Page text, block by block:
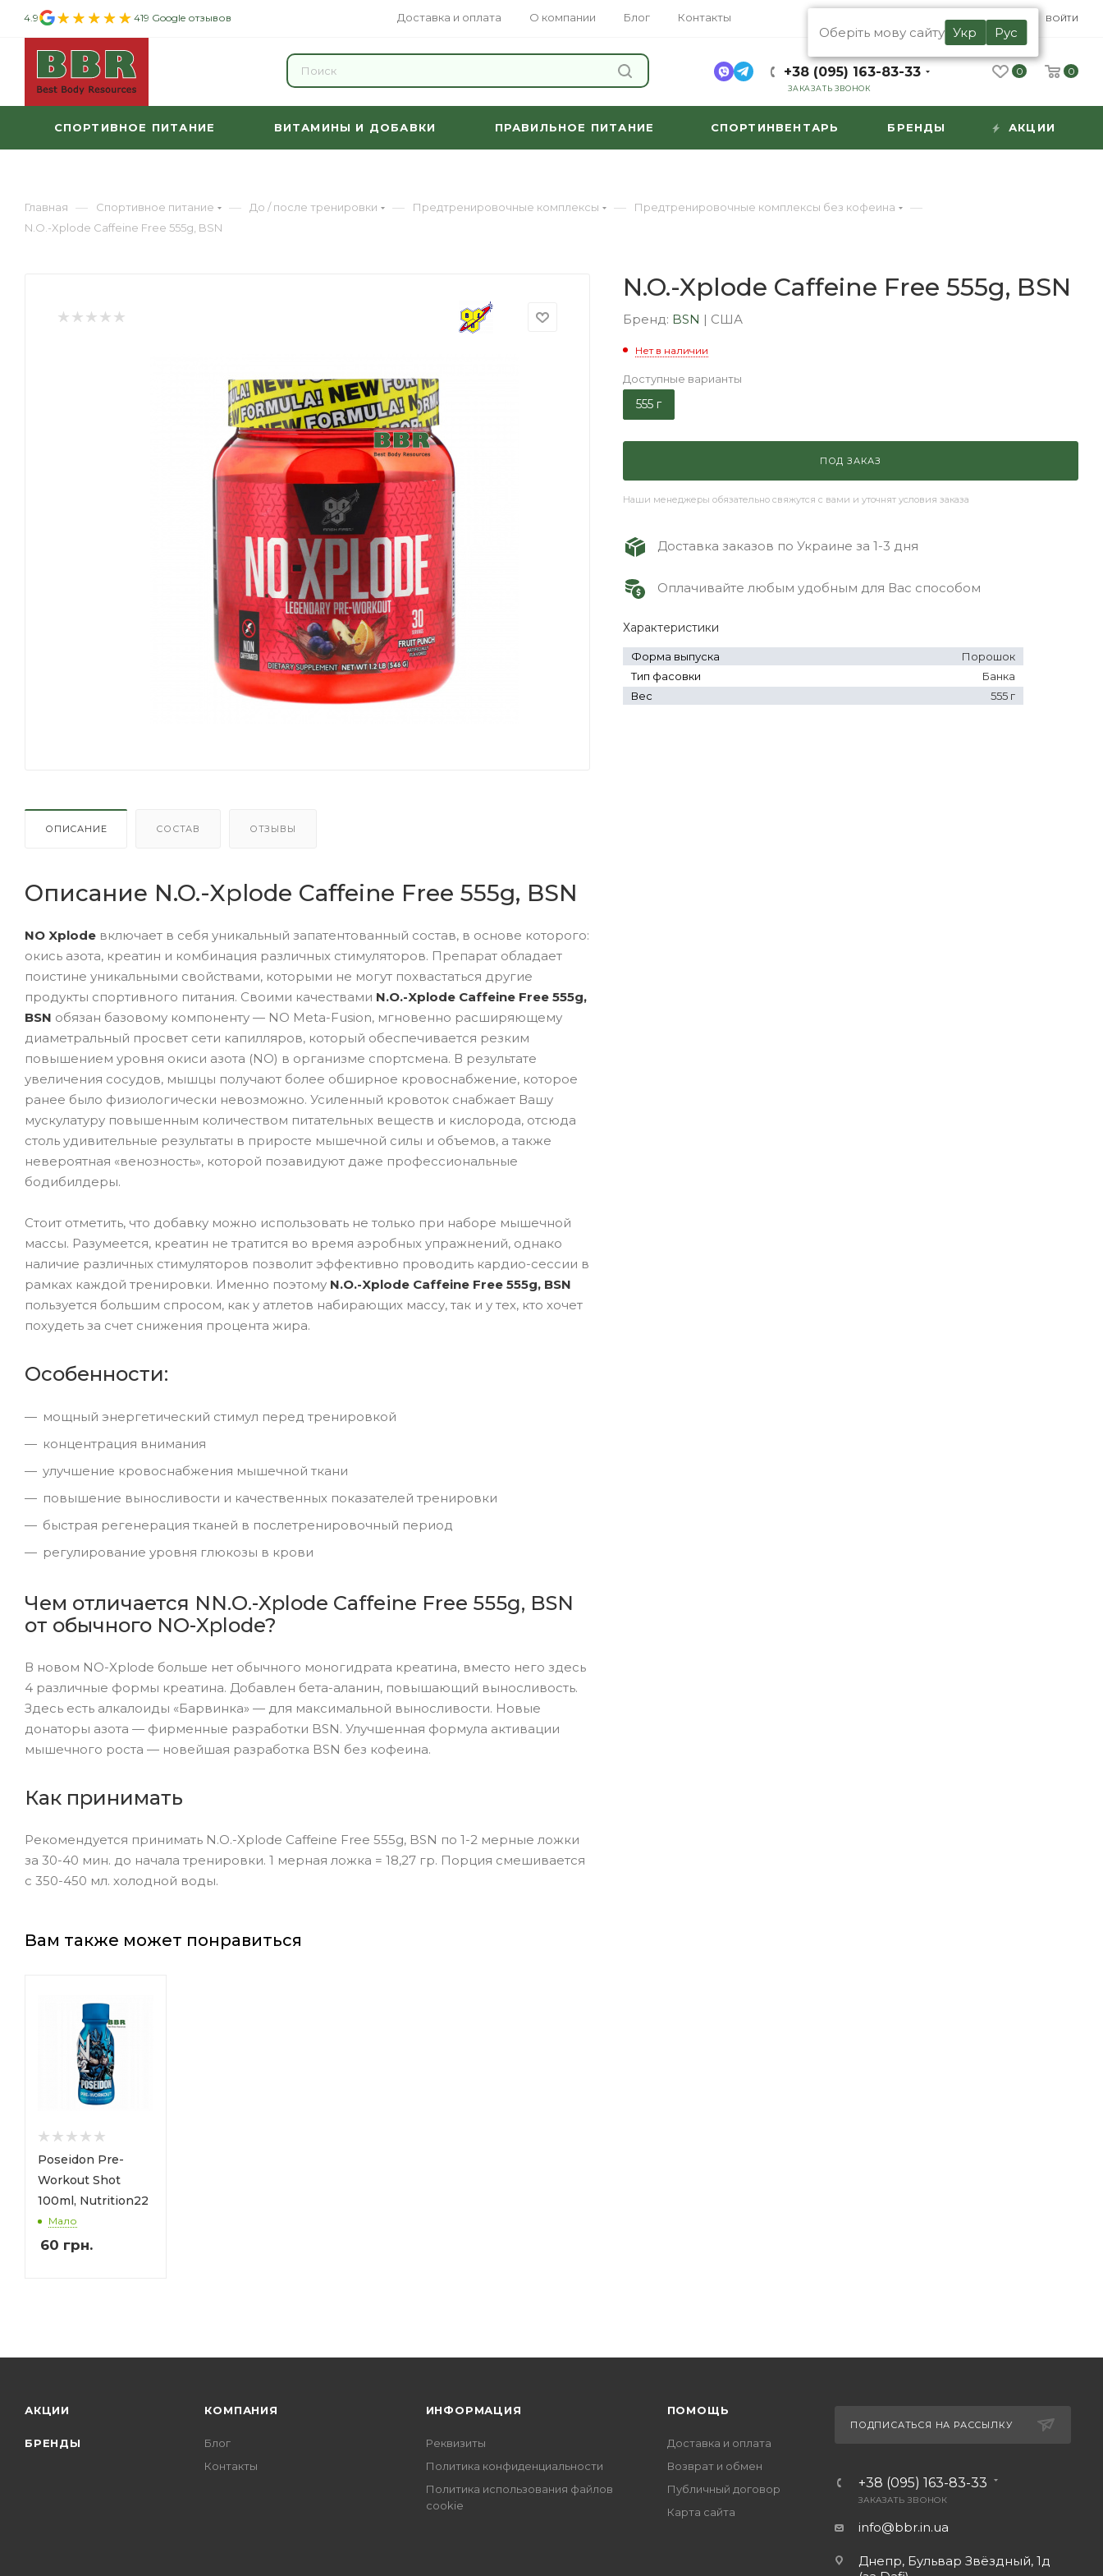
Доставка и оплата О компании Блог Контакты
4.9 419 Google отзывов RU
Оберіть мову сайту Укр Рус
ВОЙТИ
+38 (095) 163-83-33
ЗАКАЗАТЬ ЗВОНОК
0 0
СПОРТИВНОЕ ПИТАНИЕ ВИТАМИНЫ И ДОБАВКИ ПРАВИЛЬНОЕ ПИТАНИЕ СПОРТИНВЕНТАРЬ БРЕНДЫ АКЦИИ
Главная — Спортивное питание — До / после тренировки — Предтренировочные комплексы — Предтренировочные комплексы без кофеина —
N.O.-Xplode Caffeine Free 555g, BSN
ОПИСАНИЕ СОСТАВ ОТЗЫВЫ
Описание N.O.-Xplode Caffeine Free 555g, BSN
NO Xplode включает в себя уникальный запатентованный состав, в основе которого:
окись азота, креатин и комбинация различных стимуляторов. Препарат обладает
поистине уникальными свойствами, которыми не могут похвастаться другие
продукты спортивного питания. Своими качествами N.O.-Xplode Caffeine Free 555g,
BSN обязан базовому компоненту — NO Meta-Fusion, мгновенно расширяющему
диаметральный просвет сети капилляров, который обеспечивается резким
повышением уровня окиси азота (NO) в организме спортсмена. В результате
увеличения сосудов, мышцы получают более обширное кровоснабжение, которое
ранее было физиологически невозможно. Усиленный кровоток снабжает Вашу
мускулатуру повышенным количеством питательных веществ и кислорода, отсюда
столь удивительные результаты в приросте мышечной силы и объемов, а также
невероятная «венозность», которой позавидуют даже профессиональные
бодибилдеры.
Стоит отметить, что добавку можно использовать не только при наборе мышечной
массы. Разумеется, креатин не тратится во время аэробных упражнений, однако
наличие различных стимуляторов позволит эффективно проводить кардио-сессии в
рамках каждой тренировки. Именно поэтому N.O.-Xplode Caffeine Free 555g, BSN
пользуется большим спросом, как у атлетов набирающих массу, так и у тех, кто хочет
похудеть за счет снижения процента жира.
Особенности:
мощный энергетический стимул перед тренировкой
концентрация внимания
улучшение кровоснабжения мышечной ткани
повышение выносливости и качественных показателей тренировки
быстрая регенерация тканей в послетренировочный период
регулирование уровня глюкозы в крови
Чем отличается NN.O.-Xplode Caffeine Free 555g, BSN
от обычного NO-Xplode?
В новом NO-Xplode больше нет обычного моногидрата креатина, вместо него здесь
4 различные формы креатина. Добавлен бета-аланин, повышающий выносливость.
Здесь есть алкалоиды «Барвинка» — для максимальной выносливости. Новые
донаторы азота — фирменные разработки BSN. Улучшенная формула активации
мышечного роста — новейшая разработка BSN без кофеина.
Как принимать
Рекомендуется принимать N.O.-Xplode Caffeine Free 555g, BSN по 1-2 мерные ложки
за 30-40 мин. до начала тренировки. 1 мерная ложка = 18,27 гр. Порция смешивается
с 350-450 мл. холодной воды.
Вам также может понравиться
Poseidon Pre-
Workout Shot
100ml, Nutrition22
Мало
60 грн.
N.O.-Xplode Caffeine Free 555g, BSN
Бренд: BSN | США
Нет в наличии
Доступные варианты
555 г
ПОД ЗАКАЗ
Наши менеджеры обязательно свяжутся с вами и уточнят условия заказа
Доставка заказов по Украине за 1-3 дня
Оплачивайте любым удобным для Вас способом
Характеристики
Форма выпуска
Порошок
Тип фасовки
Банка
Вес
555 г
АКЦИИ
БРЕНДЫ
КОМПАНИЯ
Блог
Контакты
ИНФОРМАЦИЯ
Реквизиты
Политика конфиденциальности
Политика использования файлов
cookie
ПОМОЩЬ
Доставка и оплата
Возврат и обмен
Публичный договор
Карта сайта
ПОДПИСАТЬСЯ НА РАССЫЛКУ
+38 (095) 163-83-33
ЗАКАЗАТЬ ЗВОНОК
info@bbr.in.ua
Днепр, Бульвар Звёздный, 1д